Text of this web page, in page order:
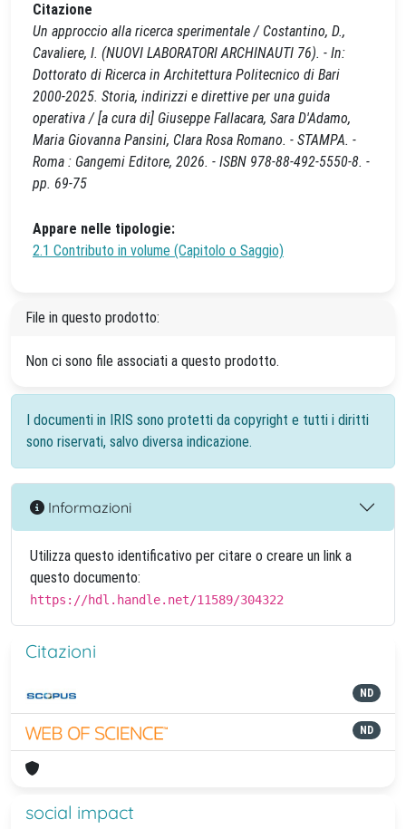
Citazione
Un approccio alla ricerca sperimentale / Costantino, D.,
Cavaliere, I. (NUOVI LABORATORI ARCHINAUTI 76). - In:
Dottorato di Ricerca in Architettura Politecnico di Bari
2000-2025. Storia, indirizzi e direttive per una guida
operativa / [a cura di] Giuseppe Fallacara, Sara D'Adamo,
Maria Giovanna Pansini, Clara Rosa Romano. - STAMPA. -
Roma : Gangemi Editore, 2026. - ISBN 978-88-492-5550-8. -
pp. 69-75
Appare nelle tipologie:
2.1 Contributo in volume (Capitolo o Saggio)
File in questo prodotto:
Non ci sono file associati a questo prodotto.
I documenti in IRIS sono protetti da copyright e tutti i diritti
sono riservati, salvo diversa indicazione.
Informazioni
Utilizza questo identificativo per citare o creare un link a
questo documento:
https://hdl.handle.net/11589/304322
Citazioni
ND
ND
social impact